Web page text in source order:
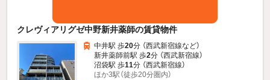
クレヴィアリグゼ中野新井薬師の賃貸物件
中井駅 歩20分 （西武新宿線など）
新井薬師前駅 歩2分 （西武新宿線）
沼袋駅 歩11分 （西武新宿線）
ほか3駅（徒歩20分圏内）